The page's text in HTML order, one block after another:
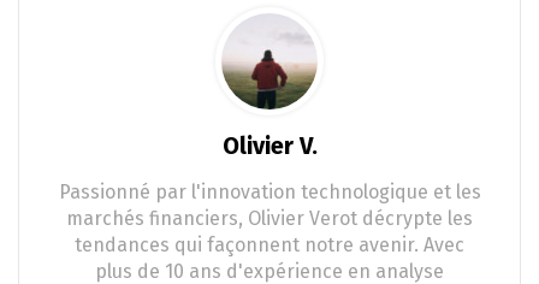
Olivier V.
Passionné par l'innovation technologique et les
marchés financiers, Olivier Verot décrypte les
tendances qui façonnent notre avenir. Avec
plus de 10 ans d'expérience en analyse